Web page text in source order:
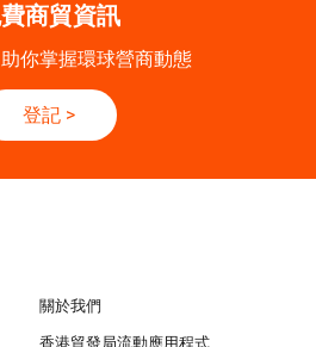
商貿資訊
你掌握環球營商動態
登記 >
關於我們
香港貿發局流動應用程式